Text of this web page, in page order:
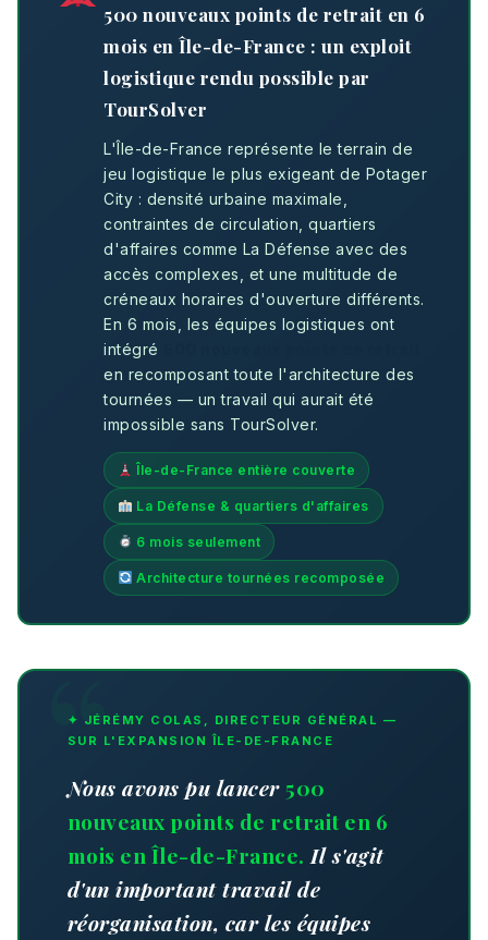
500 nouveaux points de retrait en 6
mois en Île-de-France : un exploit
logistique rendu possible par
TourSolver
L'Île-de-France représente le terrain de
jeu logistique le plus exigeant de Potager
City : densité urbaine maximale,
contraintes de circulation, quartiers
d'affaires comme La Défense avec des
accès complexes, et une multitude de
créneaux horaires d'ouverture différents.
En 6 mois, les équipes logistiques ont
intégré
en recomposant toute l'architecture des
tournées — un travail qui aurait été
impossible sans TourSolver.
Île-de-France entière couverte
La Défense & quartiers d'affaires
6 mois seulement
Architecture tournées recomposée
✦ JÉRÉMY COLAS, DIRECTEUR GÉNÉRAL —
SUR L'EXPANSION ÎLE-DE-FRANCE
Nous avons pu lancer 500
nouveaux points de retrait en 6
mois en Île-de-France. Il s'agit
d'un important travail de
réorganisation, car les équipes